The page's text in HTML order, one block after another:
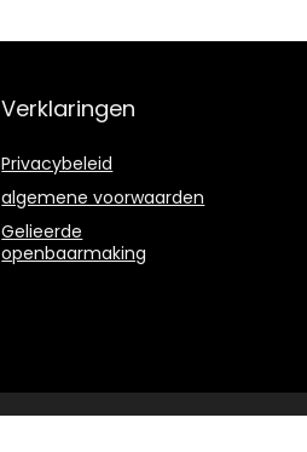
Verklaringen
Privacybeleid
algemene voorwaarden
Gelieerde
openbaarmaking